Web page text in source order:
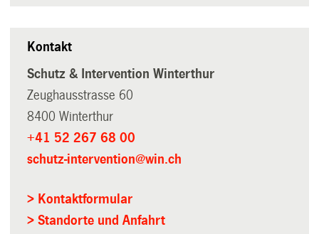
Kontakt
Schutz & Intervention Winterthur
Zeughausstrasse 60
8400 Winterthur
+41 52 267 68 00
schutz-intervention@win.ch
> Kontaktformular
> Standorte und Anfahrt